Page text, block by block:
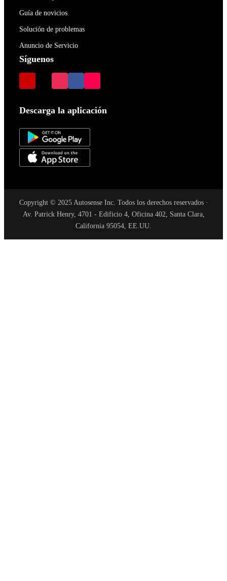
Guía de novicios
Solución de problemas
Anuncio de Servicio
Síguenos
Descarga la aplicación
Copyright © 2025 Autosense Inc. Todos los derechos reservados ·
Av. Patrick Henry, 4701 - Edificio 4, Oficina 402, Santa Clara,
California 95054, EE.UU.